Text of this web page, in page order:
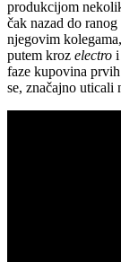
produkcijom
čak nazad do ranog
njegovim
putem kroz electro i
faze kupovina
se, značajno uticali